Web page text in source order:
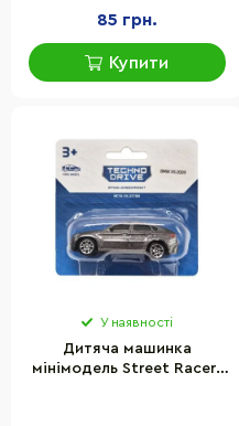
85 грн.
Купити
У наявності
Дитяча машинка
мінімодель Street Racers